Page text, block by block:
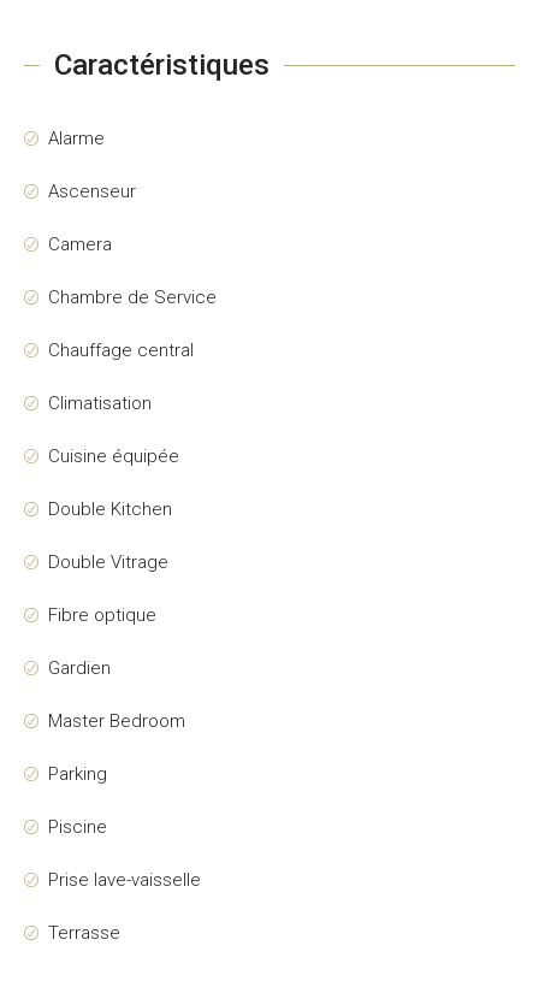
Caractéristiques
Alarme
Ascenseur
Camera
Chambre de Service
Chauffage central
Climatisation
Cuisine équipée
Double Kitchen
Double Vitrage
Fibre optique
Gardien
Master Bedroom
Parking
Piscine
Prise lave-vaisselle
Terrasse